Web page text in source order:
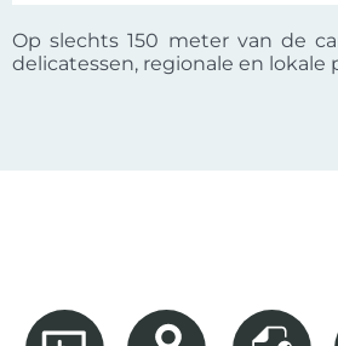
Op slechts 150 meter van de
delicatessen, regionale en lokale